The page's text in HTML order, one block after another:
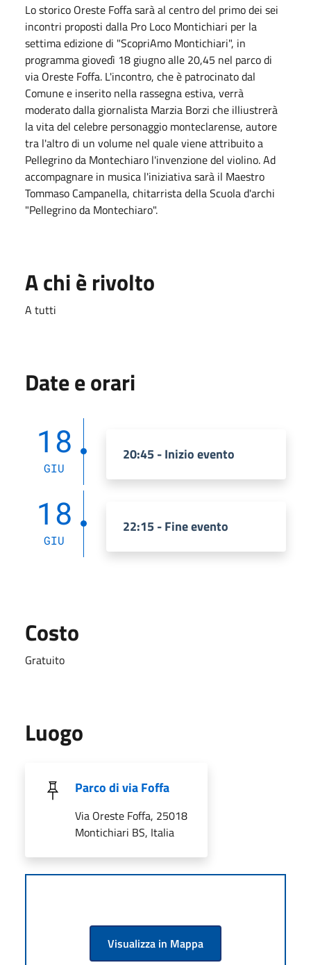
Lo storico Oreste Foffa sarà al centro del primo dei sei
incontri proposti dalla Pro Loco Montichiari per la
settima edizione di "ScopriAmo Montichiari", in
programma giovedì 18 giugno alle 20,45 nel parco di
via Oreste Foffa. L'incontro, che è patrocinato dal
Comune e inserito nella rassegna estiva, verrà
moderato dalla giornalista Marzia Borzi che illiustrerà
la vita del celebre personaggio monteclarense, autore
tra l'altro di un volume nel quale viene attribuito a
Pellegrino da Montechiaro l'invenzione del violino. Ad
accompagnare in musica l'iniziativa sarà il Maestro
Tommaso Campanella, chitarrista della Scuola d'archi
"Pellegrino da Montechiaro".
A chi è rivolto
A tutti
Date e orari
18
GIU
20:45 - Inizio evento
18
GIU
22:15 - Fine evento
Costo
Gratuito
Luogo
Parco di via Foffa
Via Oreste Foffa, 25018
Montichiari BS, Italia
Visualizza in Mappa